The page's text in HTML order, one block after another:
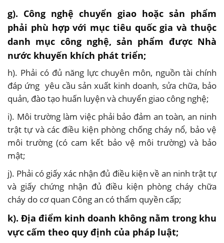
g). Công nghệ chuyển giao hoặc sản phẩm
phải phù hợp với mục tiêu quốc gia và thuộc
danh mục công nghệ, sản phẩm được Nhà
nước khuyến khích phát triển;
h). Phải có đủ năng lực chuyên môn, nguồn tài chính
đáp ứng yêu cầu sản xuất kinh doanh, sửa chữa, bảo
quản, đào tạo huấn luyện và chuyển giao công nghệ;
i). Môi trường làm việc phải bảo đảm an toàn, an ninh
trật tự và các điều kiện phòng chống cháy nổ, bảo vệ
môi trường (có cam kết bảo vệ môi trường) và bảo
mật;
j). Phải có giấy xác nhận đủ điều kiện về an ninh trật tự
và giấy chứng nhận đủ điều kiện phòng cháy chữa
cháy do cơ quan Công an có thẩm quyền cấp;
k). Địa điểm kinh doanh không nằm trong khu
vực cấm theo quy định của pháp luật;